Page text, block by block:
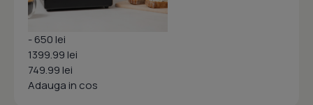
- 650 lei
1399.99 lei
749.99 lei
Adauga in cos